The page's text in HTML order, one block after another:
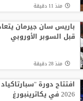
الاتحاد يواصل صدارة
في يكاترينبورغ
منذ 11 دقيقة
باريس سان جيرمان
قبل السوبر الأوروبي
منذ 28 دقيقة
افتتاح دورة
2026 في يكاترينبورغ